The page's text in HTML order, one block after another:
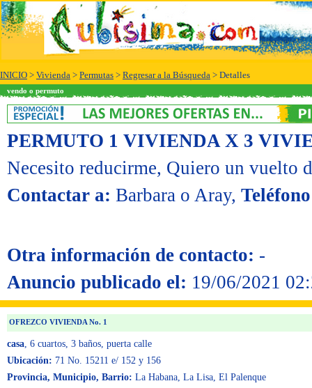
INICIO > Vivienda > Permutas > Regresar a la Búsqueda > Detalles
vendo o permuto
PERMUTO 1 VIVIENDA X 3
Necesito reducirme, Quiero un vuelto
Contactar a: Barbara o Aray,
Otra información de contacto: -
Anuncio publicado el: 19/06/2021
OFREZCO VIVIENDA No. 1
casa, 6 cuartos, 3 baños, puerta calle
Ubicación: 71 No. 15211 e/ 152 y 156
Provincia, Municipio, Barrio: La Habana, La Lisa, El Palenque